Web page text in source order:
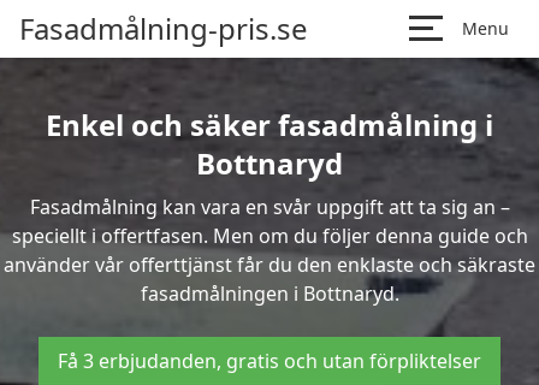
Fasadmålning-pris.se Menu
Enkel och säker fasadmålning i
Bottnaryd
Fasadmålning kan vara en svår uppgift att ta sig an –
speciellt i offertfasen. Men om du följer denna guide och
använder vår offerttjänst får du den enklaste och säkraste
fasadmålningen i Bottnaryd.
Få 3 erbjudanden, gratis och utan förpliktelser